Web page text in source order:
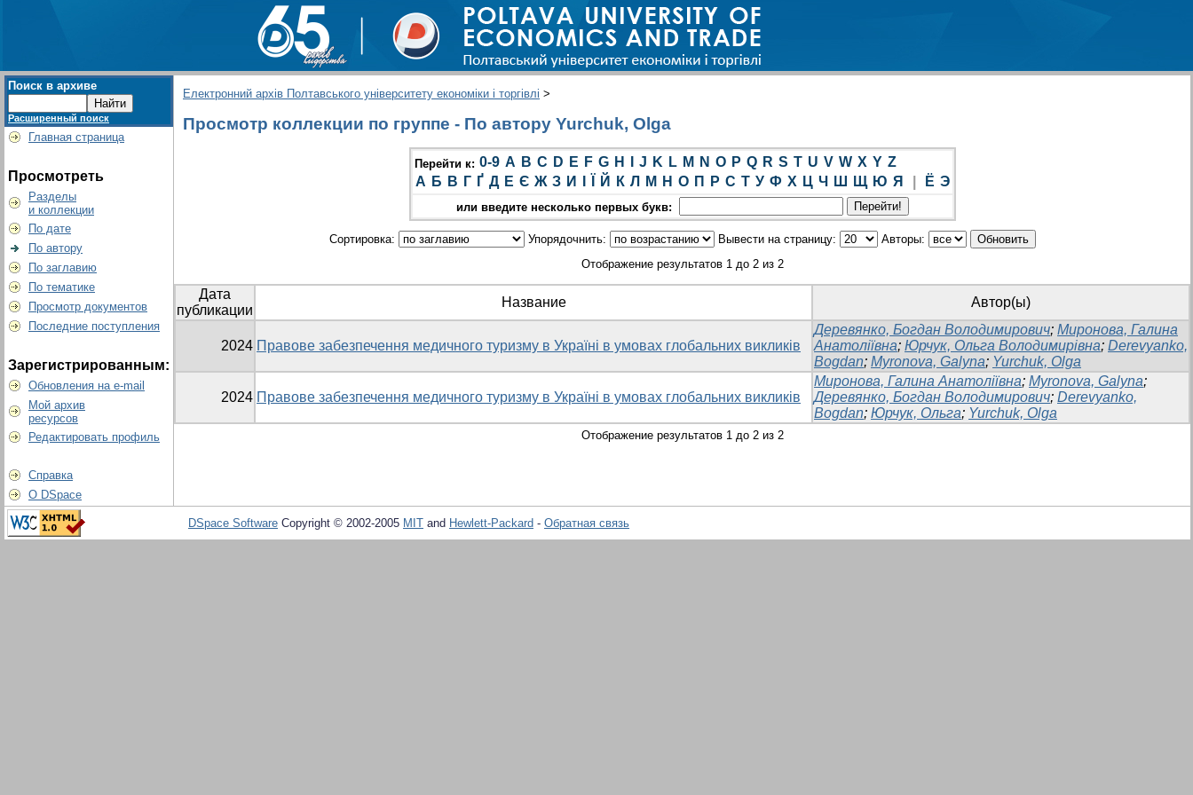
Поиск в архиве
Расширенный поиск
Главная страница
Просмотреть
Разделы
и коллекции
По дате
По автору
По заглавию
По тематике
Просмотр документов
Последние поступления
Зарегистрированным:
Обновления на e-mail
Мой архив
ресурсов
Редактировать профиль
Справка
О DSpace
Електронний архів Полтавського університету економіки і торгівлі >
Просмотр коллекции по группе - По автору Yurchuk, Olga
Перейти к: 0-9 A B C D E F G H J K L M N O P Q R S T U V W X Y Z
А Б В Г Ґ Д Е Є Ж З И Й К Л М Н О П Р С Т У Ф Х Ц Ч Ш Щ Ю Я Ё Э
или введите несколько первых букв:
Сортировка: Упорядочнить: Вывести на страницу:
Авторы:
Отображение результатов 1 до 2 из 2
Дата
публикации
Название Автор(ы)
2024 Правове забезпечення медичного туризму в Україні в умовах глобальних викликів
Деревянко, Богдан Володимирович; Миронова, Галина
Анатоліївна; Юрчук, Ольга Володимирівна; Derevyanko,
Bogdan; Myronova, Galyna; Yurchuk, Olga
2024 Правове забезпечення медичного туризму в Україні в умовах глобальних викликів
Миронова, Галина Анатоліївна; Myronova, Galyna;
Деревянко, Богдан Володимирович; Derevyanko,
Bogdan; Юрчук, Ольга; Yurchuk, Olga
Отображение результатов 1 до 2 из 2
DSpace Software Copyright © 2002-2005 MIT and Hewlett-Packard - Обратная связь